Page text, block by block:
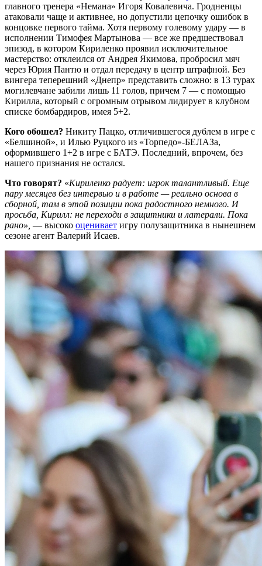
главного тренера «Немана» Игоря Ковалевича. Гродненцы
атаковали чаще и активнее, но допустили цепочку ошибок в
концовке первого тайма. Хотя первому голевому удару — в
исполнении Тимофея Мартынова — все же предшествовал
эпизод, в котором Кириленко проявил исключительное
мастерство: отклеился от Андрея Якимова, пробросил мяч
через Юрия Пантю и отдал передачу в центр штрафной. Без
вингера теперешний «Днепр» представить сложно: в 13 турах
могилевчане забили лишь 11 голов, причем 7 — с помощью
Кирилла, который с огромным отрывом лидирует в клубном
списке бомбардиров, имея 5+2.
Кого обошел? Никиту Пацко, отличившегося дублем в игре с
«Белшиной», и Илью Руцкого из «Торпедо»-БЕЛАЗа,
оформившего 1+2 в игре с БАТЭ. Последний, впрочем, без
нашего признания не остался.
Что говорят? «Кириленко радует: игрок талантливый. Еще
пару месяцев без интервью и в работе — реально основа в
сборной, там в этой позиции пока радостного немного. И
просьба, Кирилл: не переходи в защитники и латерали. Пока
рано», — высоко оценивает игру полузащитника в нынешнем
сезоне агент Валерий Исаев.